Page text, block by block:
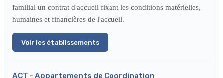
familial un contrat d'accueil fixant les conditions matérielles,
humaines et financières de l'accueil.
Voir les établissements
ACT - Appartements de Coordination